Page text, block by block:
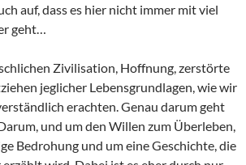
auf, dass es hier nicht immer mit viel
geht…
Zivilisation, Hoffnung, zerstörte
jeglicher Lebensgrundlagen, wie wir
erachten. Genau darum geht
und um den Willen zum Überleben,
Bedrohung und um eine Geschichte, die